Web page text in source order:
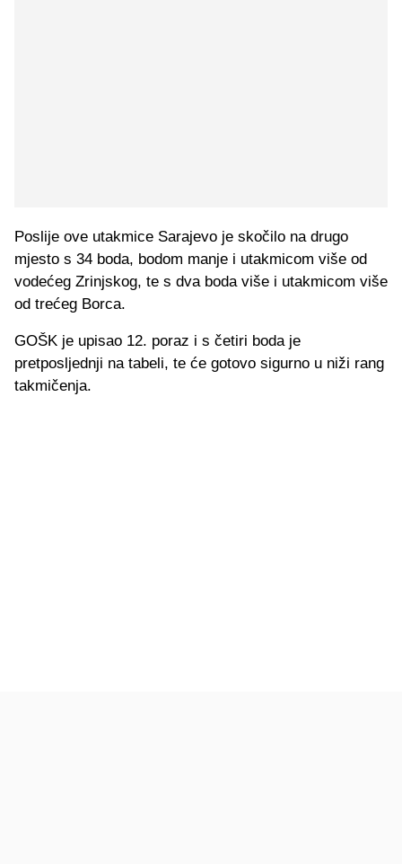
Poslije ove utakmice Sarajevo je skočilo na drugo
mjesto s 34 boda, bodom manje i utakmicom više od
vodećeg Zrinjskog, te s dva boda više i utakmicom više
od trećeg Borca.
GOŠK je upisao 12. poraz i s četiri boda je
pretposljednji na tabeli, te će gotovo sigurno u niži rang
takmičenja.